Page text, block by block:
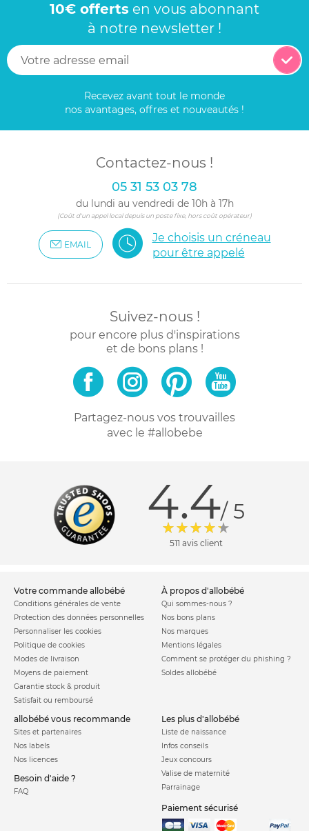
10€ offerts en vous abonnant
à notre newsletter !
Recevez avant tout le monde
nos avantages, offres et nouveautés !
Contactez-nous !
05 31 53 03 78
du lundi au vendredi de 10h à 17h
(Coût d'un appel local depuis un poste fixe, hors coût opérateur)
EMAIL
Je choisis un créneau
pour être appelé
Suivez-nous !
pour encore plus d'inspirations
et de bons plans !
Partagez-nous vos trouvailles
avec le #allobebe
4.4/ 5
511 avis client
votre commande allobébé
Conditions générales de vente
Protection des données personnelles
Personnaliser les cookies
Politique de cookies
Modes de livraison
Moyens de paiement
Garantie stock & produit
Satisfait ou remboursé
à propos d'allobébé
Qui sommes-nous ?
Nos bons plans
Nos marques
Mentions légales
Comment se protéger du phishing ?
Soldes allobébé
allobébé vous recommande
Sites et partenaires
Nos labels
Nos licences
Besoin d'aide ?
FAQ
les plus d'allobébé
Liste de naissance
Infos conseils
Jeux concours
Valise de maternité
Parrainage
Paiement sécurisé